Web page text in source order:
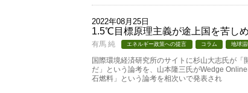
2022年08月25日
1.5℃目標原理主義が途上国を苦し
有馬 純 エネルギー政策への提言 コラム 地球
国際環境経済研究所のサイトに杉山大志氏が
だ」という論考を、山本隆三氏がWedge
石燃料」という論考を相次いで発表され